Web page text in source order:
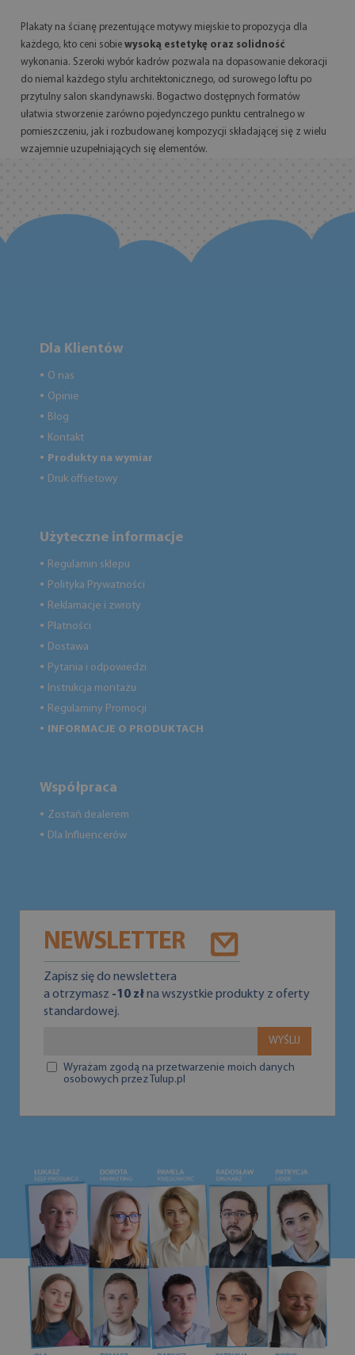
Plakaty na ścianę prezentujące motywy miejskie to propozycja dla
każdego, kto ceni sobie wysoką estetykę oraz solidność
wykonania. Szeroki wybór kadrów pozwala na dopasowanie dekoracji
do niemal każdego stylu architektonicznego, od surowego loftu po
przytulny salon skandynawski. Bogactwo dostępnych formatów
ułatwia stworzenie zarówno pojedynczego punktu centralnego w
pomieszczeniu, jak i rozbudowanej kompozycji składającej się z wielu
wzajemnie uzupełniających się elementów.
Dla Klientów
● O nas
● Opinie
● Blog
● Kontakt
● Produkty na wymiar
● Druk offsetowy
Użyteczne informacje
● Regulamin sklepu
● Polityka Prywatności
● Reklamacje i zwroty
● Płatności
● Dostawa
● Pytania i odpowiedzi
● Instrukcja montażu
● Regulaminy Promocji
● INFORMACJE O PRODUKTACH
Współpraca
● Zostań dealerem
● Dla Influencerów
NEWSLETTER
Zapisz się do newslettera
a otrzymasz -10 złna wszystkie produkty z oferty
standardowej.
WYŚLIJ
Wyrażam zgodą na przetwarzenie moich danych
osobowych przez Tulup.pl